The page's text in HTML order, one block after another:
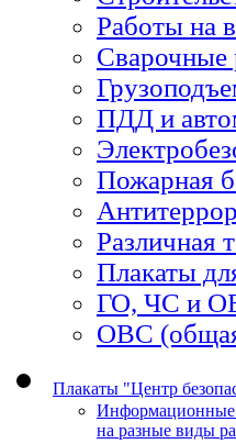
Работы на
Сварочные
ПДД и
Пожарная
Антитеррор
Различная
Плакаты
ГО, ЧС и
ОВС
Плакаты "Центр
Информационные
на разные виды